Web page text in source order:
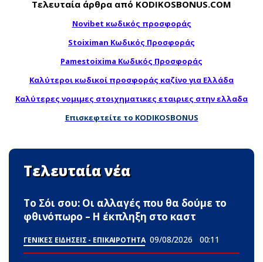
Τελευταία άρθρα από KODIKOSBONUS.COM
Novibet κωδικός προσφοράς
Stoiximan Κωδικός Προσφοράς
Pamestoixima Κωδικός Προσφοράς
Καλύτεροι κωδικοί προσφοράς καζίνο για Ελλάδα
Καλύτερες νομιμες στοιχηματικες εταιριες στην ελλαδα
Επισκεφτείτε το KODIKOSBONUS
Τελευταία νέα
Το Σόι σου: Οι αλλαγές που θα δούμε το
φθινόπωρο – Η έκπληξη στο καστ
ΓΕΝΙΚΕΣ ΕΙΔΗΣΕΙΣ - ΕΠΙΚΑΙΡΟΤΗΤΑ 09/08/2026 00:11